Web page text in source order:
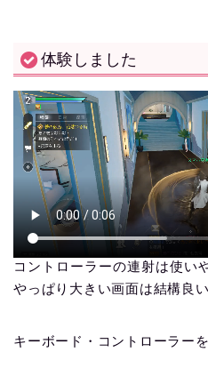
体験しました
コントローラーの連射は使い
やっぱり大きい画面は結構良い
キーボード・コントローラー